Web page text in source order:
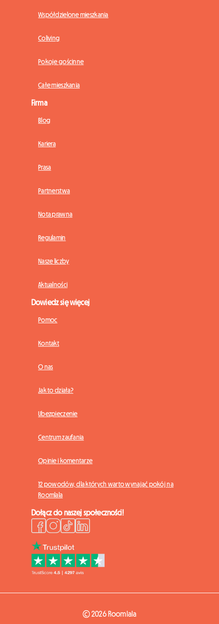
Współdzielone mieszkania
Coliving
Pokoje gościnne
Całe mieszkania
Firma
Blog
Kariera
Prasa
Partnerstwa
Nota prawna
Regulamin
Nasze liczby
Aktualności
Dowiedz się więcej
Pomoc
Kontakt
O nas
Jak to działa?
Ubezpieczenie
Centrum zaufania
Opinie i komentarze
12 powodów, dla których warto wynająć pokój na
Roomlala
Dołącz do naszej społeczności!
© 2026 Roomlala